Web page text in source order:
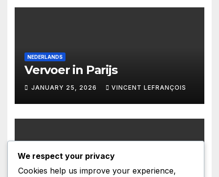
NEDERLANDS
Vervoer in Parijs
JANUARY 25, 2026 VINCENT LEFRANÇOIS
CATALA
We respect your privacy
Cookies help us improve your experience,